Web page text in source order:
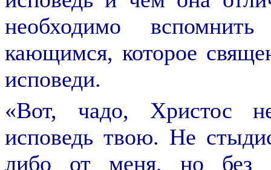
необходимо
кающимся, которое
исповеди.
«Вот, чадо, Христос
исповедь твою. Не
либо от меня, но без